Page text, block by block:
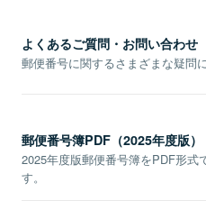
よくあるご質問・お問い合わせ
郵便番号に関するさまざまな疑問
郵便番号簿PDF（2025年度版）
2025年度版郵便番号簿をPDF形式
す。